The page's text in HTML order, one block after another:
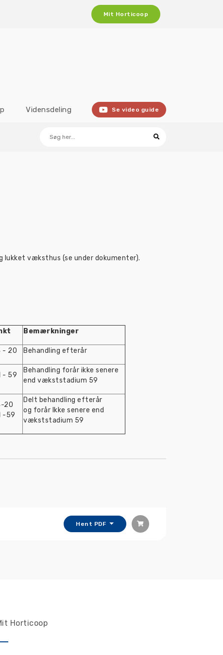
Mit Horticoop
Vidensdeling Se video guide
væksthus (se under dokumenter).
Bemærkninger
- 20 Behandling efterår
- 59
Behandling forår ikke senere
end vækststadium 59
20
-59
Delt behandling efterår
og forår Ikke senere end
vækststadium 59
Hent PDF
Horticoop